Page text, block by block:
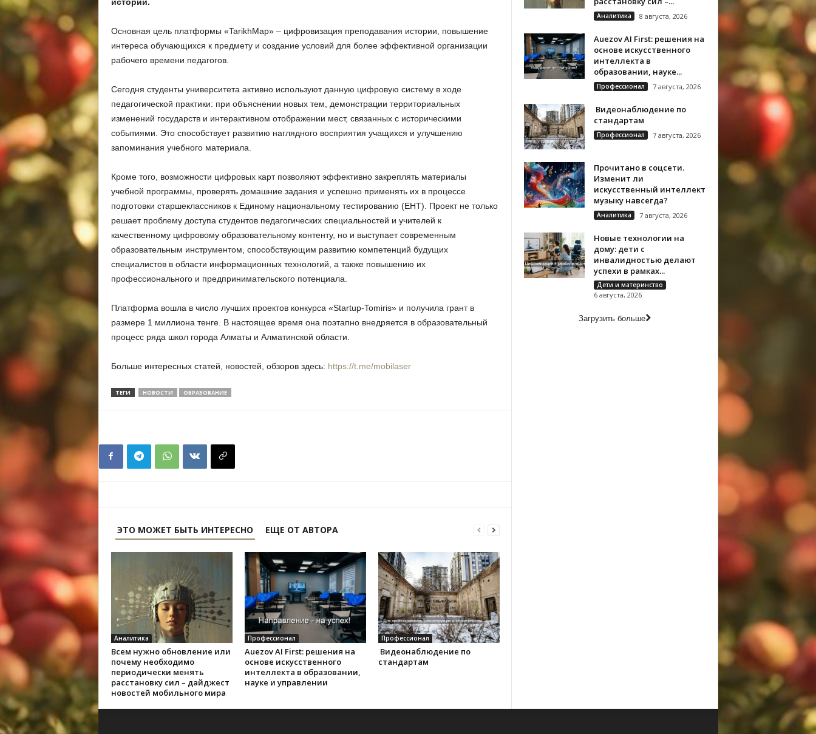
Основная цель платформы «TarikhMap» – цифровизация преподавания истории, повышение
интереса обучающихся к предмету и создание условий для более эффективной организации
рабочего времени педагогов.
Сегодня студенты университета активно используют данную цифровую систему в ходе
педагогической практики: при объяснении новых тем, демонстрации территориальных
изменений государств и интерактивном отображении мест, связанных с историческими
событиями. Это способствует развитию наглядного восприятия учащихся и улучшению
запоминания учебного материала.
Кроме того, возможности цифровых карт позволяют эффективно закреплять материалы
учебной программы, проверять домашние задания и успешно применять их в процессе
подготовки старшеклассников к Единому национальному тестированию (ЕНТ). Проект не только
решает проблему доступа студентов педагогических специальностей и учителей к
качественному цифровому образовательному контенту, но и выступает современным
образовательным инструментом, способствующим развитию компетенций будущих
специалистов в области информационных технологий, а также повышению их
профессионального и предпринимательского потенциала.
Платформа вошла в число лучших проектов конкурса «Startup-Tomiris» и получила грант в
размере 1 миллиона тенге. В настоящее время она поэтапно внедряется в образовательный
процесс ряда школ города Алматы и Алматинской области.
Больше интересных статей, новостей, обзоров здесь: https://t.me/mobilaser
ТЕГИ НОВОСТИ ОБРАЗОВАНИЕ
ЭТО МОЖЕТ БЫТЬ ИНТЕРЕСНО ЕЩЕ ОТ АВТОРА
Аналитика
Всем нужно обновление или
почему необходимо
периодически менять
расстановку сил – дайджест
новостей мобильного мира
Профессионал
Auezov AI First: решения на
основе искусственного
интеллекта в образовании,
науке и управлении
Профессионал
Видеонаблюдение по
стандартам
Аналитика 8 августа, 2026
Auezov AI First: решения на
основе искусственного
интеллекта в
образовании, науке...
Профессионал 7 августа, 2026
Видеонаблюдение по
стандартам
Профессионал 7 августа, 2026
Прочитано в соцсети.
Изменит ли
искусственный интеллект
музыку навсегда?
Аналитика 7 августа, 2026
Новые технологии на
дому: дети с
инвалидностью делают
успехи в рамках...
Дети и материнство
6 августа, 2026
Загрузить больше